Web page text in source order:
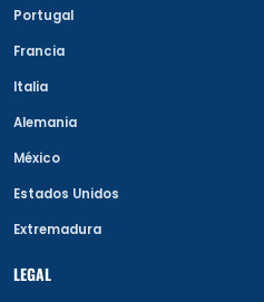
Portugal
Francia
Italia
Alemania
México
Estados Unidos
Extremadura
LEGAL